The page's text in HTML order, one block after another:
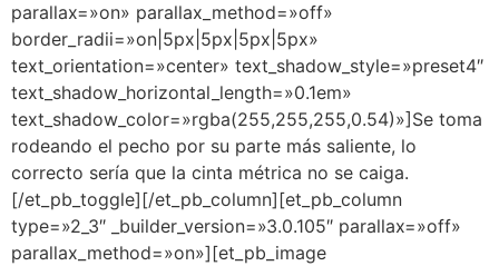
parallax=»on» parallax_method=»off»
border_radii=»on|5px|5px|5px|5px»
text_orientation=»center» text_shadow_style=»preset4″
text_shadow_horizontal_length=»0.1em»
text_shadow_color=»rgba(255,255,255,0.54)»]Se toma
rodeando el pecho por su parte más saliente, lo
correcto sería que la cinta métrica no se caiga.
[/et_pb_toggle][/et_pb_column][et_pb_column
type=»2_3″ _builder_version=»3.0.105″ parallax=»off»
parallax_method=»on»][et_pb_image